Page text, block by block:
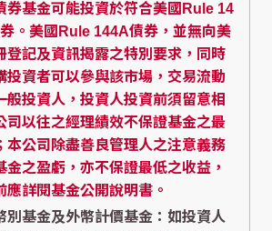
券基金可能投資於符合美國Rule 14
。美國Rule 144A債券，並無向美
登記及資訊揭露之特別要求，同時
投資者可以參與該市場，交易流動
般投資人，投資人投資前須留意相
司以往之經理績效不保證基金之最
本公司除盡善良管理人之注意義務
金之盈虧，亦不保證最低之收益，
應詳閱基金公開說明書。
別基金及外幣計價基金：如投資人